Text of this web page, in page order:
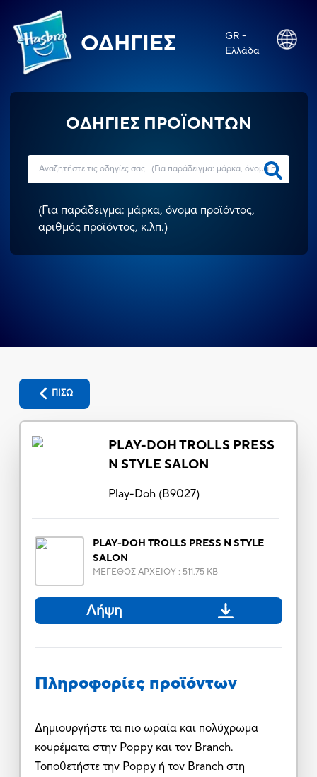
ΟΔΗΓΊΕΣ
GR -
Ελλάδα
ΟΔΗΓΙΕΣ ΠΡΟΪΟΝΤΩΝ
(Για παράδειγμα: μάρκα, όνομα προϊόντος,
αριθμός προϊόντος, κ.λπ.)
ΠΙΣΩ
PLAY-DOH TROLLS PRESS
N STYLE SALON
Play-Doh(B9027)
PLAY-DOH TROLLS PRESS N STYLE
SALON
ΜΕΓΕΘΟΣ ΑΡΧΕΙΟΥ: 511.75 KB
Λήψη
Πληροφορίες προϊόντων
Δημιουργήστε τα πιο ωραία και πολύχρωμα
κουρέματα στην Poppy και τον Branch.
Τοποθετήστε την Poppy ή τον Branch στη